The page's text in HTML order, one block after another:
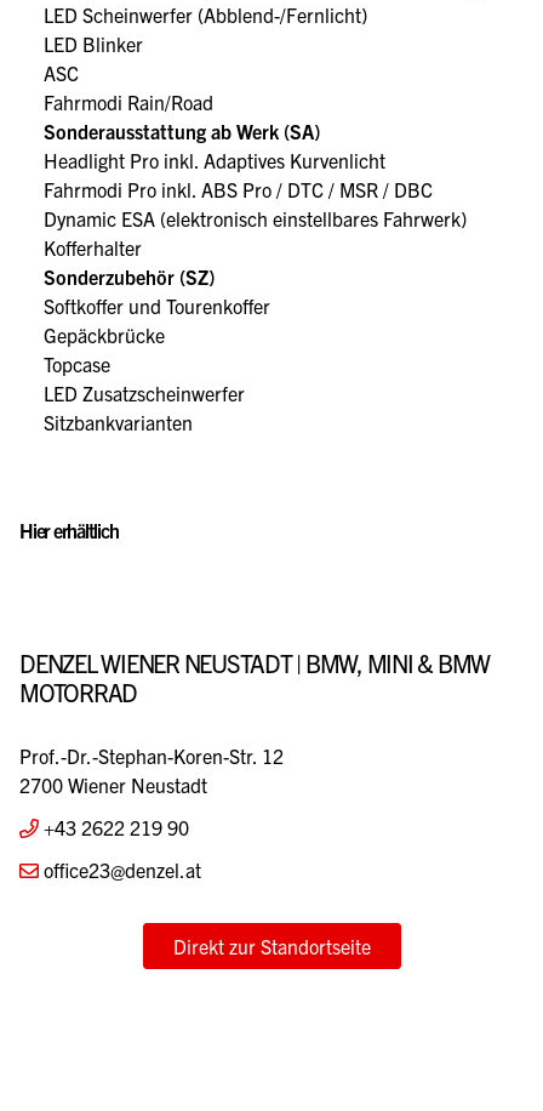
LED Scheinwerfer (Abblend-/Fernlicht)
LED Blinker
ASC
Fahrmodi Rain/Road
Sonderausstattung ab Werk (SA)
Headlight Pro inkl. Adaptives Kurvenlicht
Fahrmodi Pro inkl. ABS Pro / DTC / MSR / DBC
Dynamic ESA (elektronisch einstellbares Fahrwerk)
Kofferhalter
Sonderzubehör (SZ)
Softkoffer und Tourenkoffer
Gepäckbrücke
Topcase
LED Zusatzscheinwerfer
Sitzbankvarianten
Hier erhältlich
DENZEL WIENER NEUSTADT | BMW, MINI & BMW
MOTORRAD
Prof.-Dr.-Stephan-Koren-Str. 12
2700 Wiener Neustadt
+43 2622 219 90
office23@denzel.at
Direkt zur Standortseite